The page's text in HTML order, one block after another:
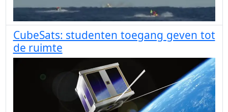
CubeSats: studenten toegang geven tot
de ruimte